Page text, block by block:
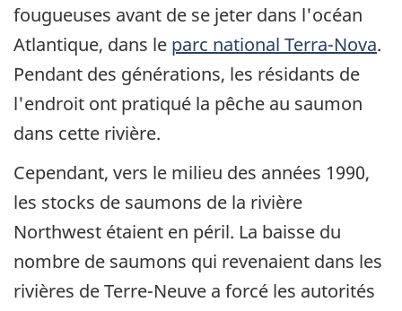
fougueuses avant de se jeter dans l'océan
Atlantique, dans le parc national Terra-Nova.
Pendant des générations, les résidants de
l'endroit ont pratiqué la pêche au saumon
dans cette rivière.
Cependant, vers le milieu des années 1990,
les stocks de saumons de la rivière
Northwest étaient en péril. La baisse du
nombre de saumons qui revenaient dans les
rivières de Terre-Neuve a forcé les autorités